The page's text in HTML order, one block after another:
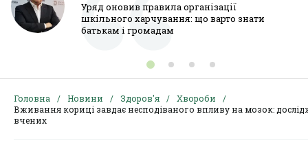
Уряд оновив правила організації
шкільного харчування: що варто знати
батькам і громадам
Головна Новини Здоров'я
Хвороби
Вживання кориці завдає несподіваного впливу на мозок:
вчених